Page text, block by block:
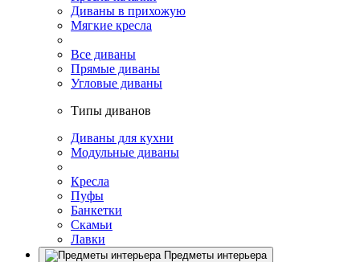
Диваны в прихожую
Мягкие кресла
Все диваны
Прямые диваны
Угловые диваны
Типы диванов
Диваны для кухни
Модульные диваны
Кресла
Пуфы
Банкетки
Скамьи
Лавки
Предметы интерьера